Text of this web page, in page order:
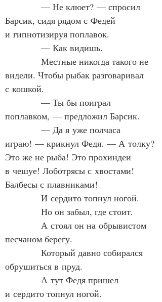
— Не клюет? — спросил
Барсик, сидя рядом с Федей
и гипнотизируя поплавок.
— Как видишь.
Местные никогда такого не
видели. Чтобы рыбак разговаривал
с кошкой.
— Ты бы поиграл
поплавком, — предложил Барсик.
— Да я уже полчаса
играю! — крикнул Федя. — А толку?
Это же не рыба! Это прохиндеи
в чешуе! Лоботрясы с хвостами!
Балбесы с плавниками!
И сердито топнул ногой.
Но он забыл, где стоит.
А стоял он на обрывистом
песчаном берегу.
Который давно собирался
обрушиться в пруд.
А тут Федя пришел
и сердито топнул ногой.